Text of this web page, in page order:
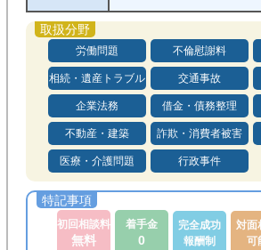
労働問題 不倫慰謝料
相続・遺産トラブル 交通事故
企業法務 借金・債務整理
不動産・建築 詐欺・消費者被害
医療・介護問題 行政事件
初回相談料
無料
着手金
0
完全成功
報酬制
対面
可